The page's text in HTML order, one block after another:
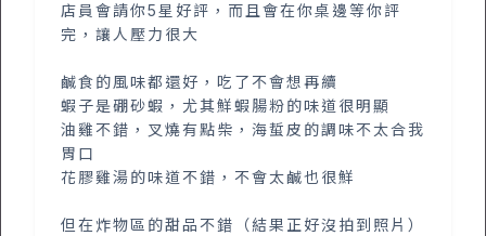
店員會請你5星好評，而且會在你桌邊等你評
完，讓人壓力很大
鹹食的風味都還好，吃了不會想再續
蝦子是硼砂蝦，尤其鮮蝦腸粉的味道很明顯
油雞不錯，叉燒有點柴，海蜇皮的調味不太合我
胃口
花膠雞湯的味道不錯，不會太鹹也很鮮
但在炸物區的甜品不錯（結果正好沒拍到照片）